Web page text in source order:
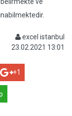
excel istanbul
23.02.2021 13:01
+1